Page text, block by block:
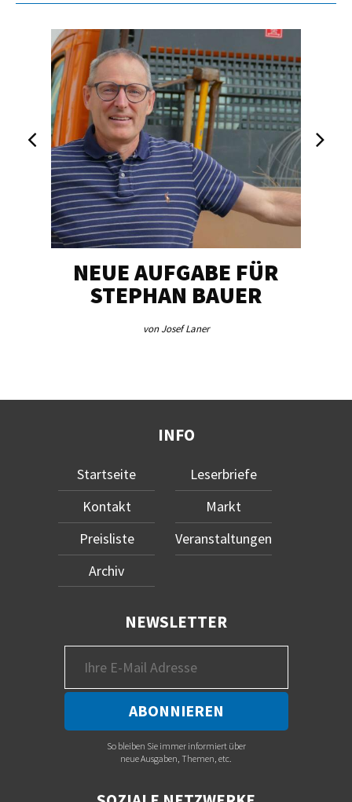
NEUE AUFGABE FÜR
STEPHAN BAUER
von Josef Laner
INFO
Startseite
Kontakt
Preisliste
Archiv
Leserbriefe
Markt
Veranstaltungen
NEWSLETTER
So bleiben Sie immer informiert über
neue Ausgaben, Themen, etc.